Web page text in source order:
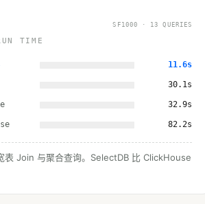
SF1000 · 13 QUERIES
TIME
11.6s
30.1s
32.9s
82.2s
表 Join 与聚合查询。SelectDB 比 ClickHouse